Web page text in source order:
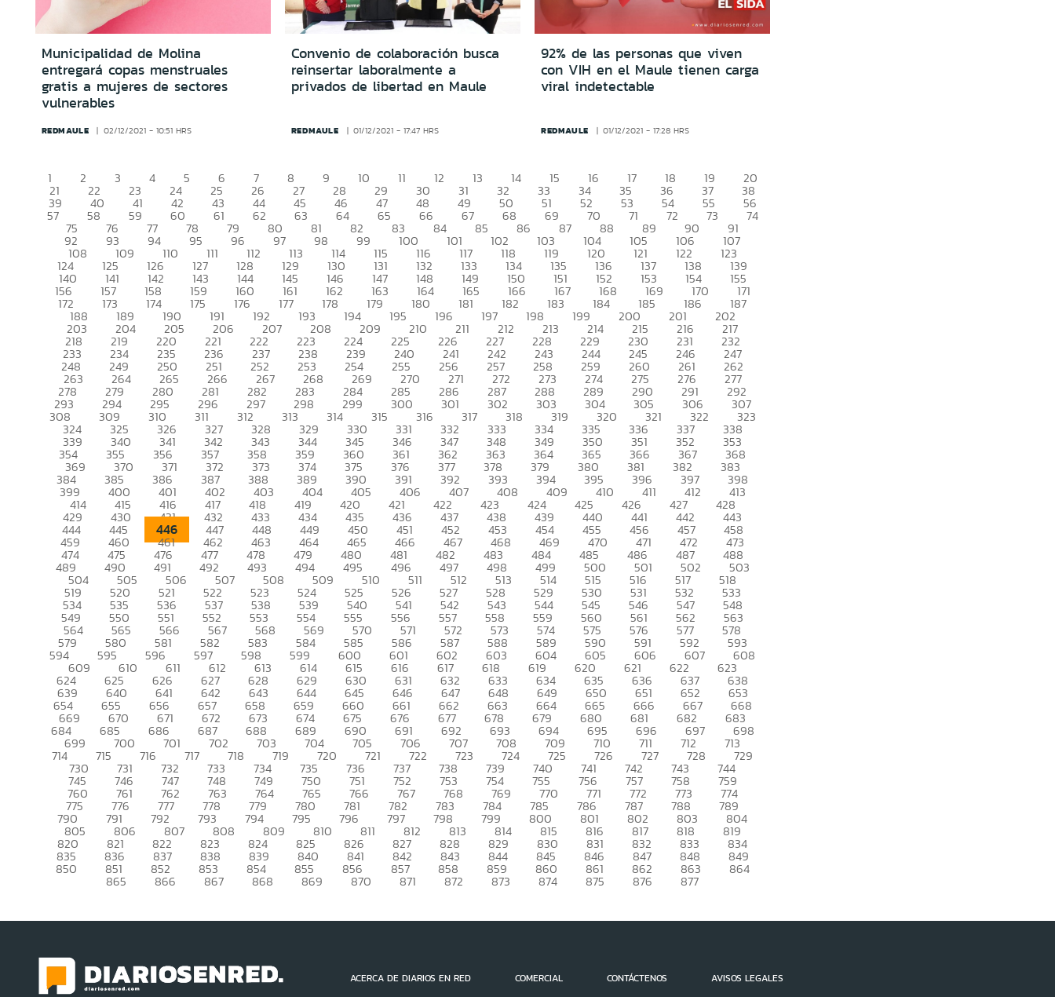
Municipalidad de Molina
entregará copas menstruales
gratis a mujeres de sectores
vulnerables
REDMAULE 02/12/2021 - 10:51 HRS
Convenio de colaboración busca
reinsertar laboralmente a
privados de libertad en Maule
REDMAULE 01/12/2021 - 17:47 HRS
92% de las personas que viven
con VIH en el Maule tienen carga
viral indetectable
REDMAULE 01/12/2021 - 17:28 HRS
1 2 3 4 5 6 7 8 9 10 11 12 13 14 15 16 17 18 19 20
21 22 23 24 25 26 27 28 29 30 31 32 33 34 35 36 37 38
39 40 41 42 43 44 45 46 47 48 49 50 51 52 53 54 55 56
57 58 59 60 61 62 63 64 65 66 67 68 69 70 71 72 73 74
75 76 77 78 79 80 81 82 83 84 85 86 87 88 89 90 91
92 93 94 95 96 97 98 99 100 101 102 103 104 105 106 107
108 109 110 111 112 113 114 115 116 117 118 119 120 121 122 123
124 125 126 127 128 129 130 131 132 133 134 135 136 137 138 139
140 141 142 143 144 145 146 147 148 149 150 151 152 153 154 155
156 157 158 159 160 161 162 163 164 165 166 167 168 169 170 171
172 173 174 175 176 177 178 179 180 181 182 183 184 185 186 187
188 189 190 191 192 193 194 195 196 197 198 199 200 201 202
203 204 205 206 207 208 209 210 211 212 213 214 215 216 217
218 219 220 221 222 223 224 225 226 227 228 229 230 231 232
233 234 235 236 237 238 239 240 241 242 243 244 245 246 247
248 249 250 251 252 253 254 255 256 257 258 259 260 261 262
263 264 265 266 267 268 269 270 271 272 273 274 275 276 277
278 279 280 281 282 283 284 285 286 287 288 289 290 291 292
293 294 295 296 297 298 299 300 301 302 303 304 305 306 307
308 309 310 311 312 313 314 315 316 317 318 319 320 321 322 323
324 325 326 327 328 329 330 331 332 333 334 335 336 337 338
339 340 341 342 343 344 345 346 347 348 349 350 351 352 353
354 355 356 357 358 359 360 361 362 363 364 365 366 367 368
369 370 371 372 373 374 375 376 377 378 379 380 381 382 383
384 385 386 387 388 389 390 391 392 393 394 395 396 397 398
399 400 401 402 403 404 405 406 407 408 409 410 411 412 413
414 415 416 417 418 419 420 421 422 423 424 425 426 427 428
429 430 431 432 433 434 435 436 437 438 439 440 441 442 443
444 445 446 447 448 449 450 451 452 453 454 455 456 457 458
459 460 461 462 463 464 465 466 467 468 469 470 471 472 473
474 475 476 477 478 479 480 481 482 483 484 485 486 487 488
489 490 491 492 493 494 495 496 497 498 499 500 501 502 503
504 505 506 507 508 509 510 511 512 513 514 515 516 517 518
519 520 521 522 523 524 525 526 527 528 529 530 531 532 533
534 535 536 537 538 539 540 541 542 543 544 545 546 547 548
549 550 551 552 553 554 555 556 557 558 559 560 561 562 563
564 565 566 567 568 569 570 571 572 573 574 575 576 577 578
579 580 581 582 583 584 585 586 587 588 589 590 591 592 593
594 595 596 597 598 599 600 601 602 603 604 605 606 607 608
609 610 611 612 613 614 615 616 617 618 619 620 621 622 623
624 625 626 627 628 629 630 631 632 633 634 635 636 637 638
639 640 641 642 643 644 645 646 647 648 649 650 651 652 653
654 655 656 657 658 659 660 661 662 663 664 665 666 667 668
669 670 671 672 673 674 675 676 677 678 679 680 681 682 683
684 685 686 687 688 689 690 691 692 693 694 695 696 697 698
699 700 701 702 703 704 705 706 707 708 709 710 711 712 713
714 715 716 717 718 719 720 721 722 723 724 725 726 727 728 729
730 731 732 733 734 735 736 737 738 739 740 741 742 743 744
745 746 747 748 749 750 751 752 753 754 755 756 757 758 759
760 761 762 763 764 765 766 767 768 769 770 771 772 773 774
775 776 777 778 779 780 781 782 783 784 785 786 787 788 789
790 791 792 793 794 795 796 797 798 799 800 801 802 803 804
805 806 807 808 809 810 811 812 813 814 815 816 817 818 819
820 821 822 823 824 825 826 827 828 829 830 831 832 833 834
835 836 837 838 839 840 841 842 843 844 845 846 847 848 849
850 851 852 853 854 855 856 857 858 859 860 861 862 863 864
865 866 867 868 869 870 871 872 873 874 875 876 877
ACERCA DE DIARIOS EN RED COMERCIAL CONTÁCTENOS AVISOS LEGALES